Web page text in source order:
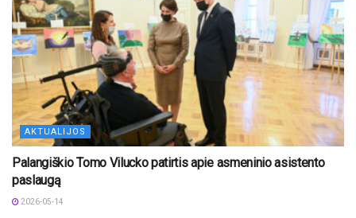
AKTUALIJOS
Palangiškio Tomo Vilucko patirtis apie asmeninio asistento
paslaugą
2026-05-14